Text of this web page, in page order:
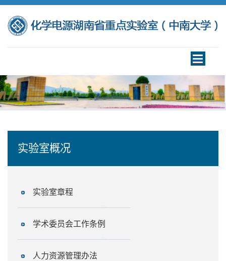
Toggle
navigation
实验室概况
实验室章程
学术委员会工作条例
人力资源管理办法